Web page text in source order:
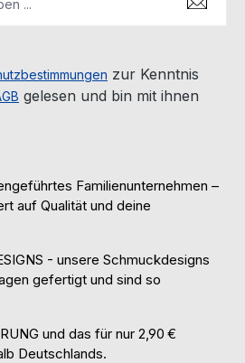
zur Kenntnis
gelesen und bin mit ihnen
Familienunternehmen –
auf Qualität und deine
- unsere Schmuckdesigns
gefertigt und sind so
und das für nur 2,90 €
Deutschlands.